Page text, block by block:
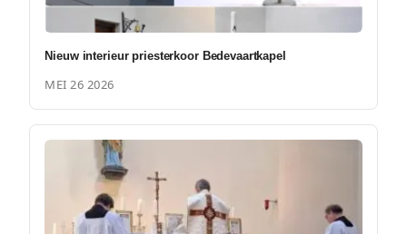
Nieuw interieur priesterkoor Bedevaartkapel
MEI 26 2026